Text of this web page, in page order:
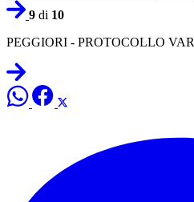
9 di 10
PEGGIORI - PROTOCOLLO VAR